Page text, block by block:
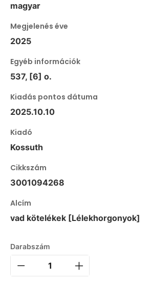
magyar
Megjelenés éve
2025
Egyéb információk
537, [6] o.
Kiadás pontos dátuma
2025.10.10
Kiadó
Kossuth
Cikkszám
3001094268
Alcím
vad kötelékek [Lélekhorgonyok]
Darabszám